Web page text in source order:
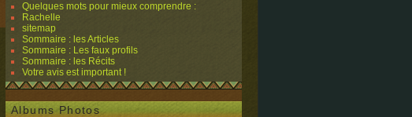
Quelques mots pour mieux comprendre :
Rachelle
sitemap
Sommaire : les Articles
Sommaire : Les faux profils
Sommaire : les Récits
Votre avis est important !
Albums Photos